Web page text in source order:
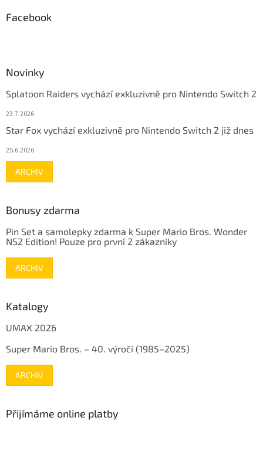
Facebook
Novinky
Splatoon Raiders vychází exkluzivně pro Nintendo Switch 2
23.7.2026
Star Fox vychází exkluzivně pro Nintendo Switch 2 již dnes
25.6.2026
ARCHIV
Bonusy zdarma
Pin Set a samolepky zdarma k Super Mario Bros. Wonder
NS2 Edition! Pouze pro první 2 zákazníky
ARCHIV
Katalogy
UMAX 2026
Super Mario Bros. – 40. výročí (1985–2025)
ARCHIV
Přijímáme online platby